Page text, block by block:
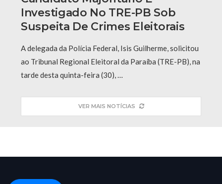
Investigado No TRE-PB Sob
Suspeita De Crimes Eleitorais
A delegada da Polícia Federal, Isis Guilherme, solicitou
ao Tribunal Regional Eleitoral da Paraíba (TRE-PB), na
tarde desta quinta-feira (30), …
VER MAIS NOTÍCIAS